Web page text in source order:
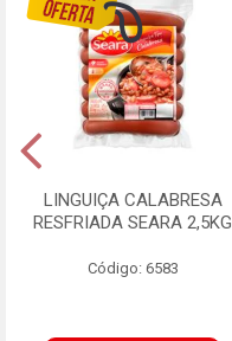
LINGUIÇA CALABRESA
RESFRIADA SEARA 2,5KG
Código: 6583